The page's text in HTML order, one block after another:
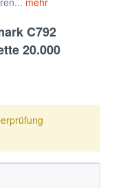
C792
20.000